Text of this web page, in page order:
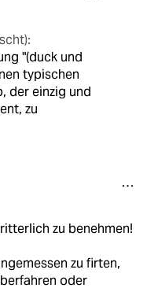
"(duck und
typischen
der einzig und
zu
zu benehmen!
zu firten,
oder